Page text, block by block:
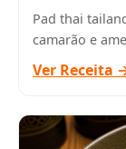
Pad thai
camarão e
Ver Receita